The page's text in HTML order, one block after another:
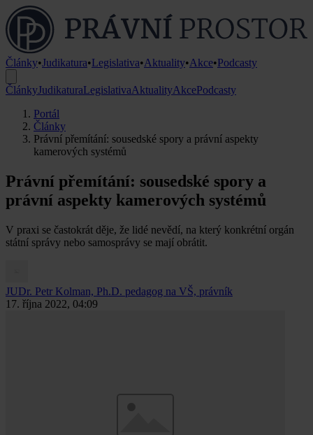
Články•Judikatura•Legislativa•Aktuality•Akce•Podcasty
ČlánkyJudikaturaLegislativaAktualityAkcePodcasty
Portál
Články
Právní přemítání: sousedské spory a právní aspekty
kamerových systémů
Právní přemítání: sousedské spory a
právní aspekty kamerových systémů
V praxi se častokrát děje, že lidé nevědí, na který konkrétní orgán
státní správy nebo samosprávy se mají obrátit.
JUDr. Petr Kolman, Ph.D. pedagog na VŠ, právník
17. října 2022, 04:09